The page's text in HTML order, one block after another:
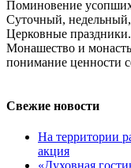
Поминовение
Суточный,
Церковные праздники.
Монашество и
понимание ценности
Свежие новости
На территории
акция